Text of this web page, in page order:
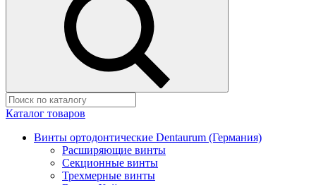
Каталог товаров
Винты ортодонтические Dentaurum (Германия)
Расширяющие винты
Секционные винты
Трехмерные винты